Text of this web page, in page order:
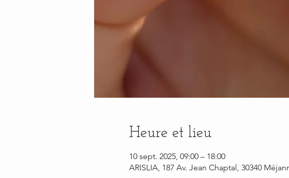
Heure et lieu
10 sept. 2025, 09:00 – 18:00
ARISLIA, 187 Av. Jean Chaptal, 30340